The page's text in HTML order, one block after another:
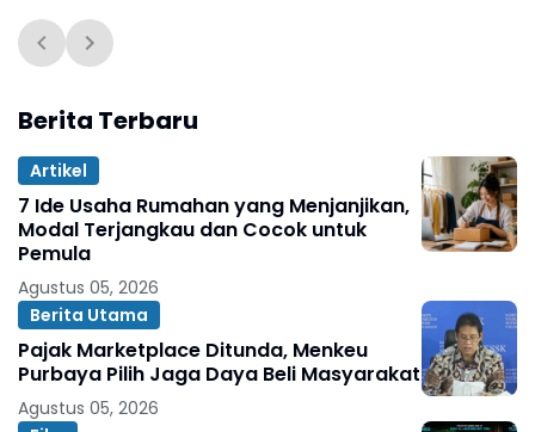
Berita Terbaru
Artikel
7 Ide Usaha Rumahan yang Menjanjikan,
Modal Terjangkau dan Cocok untuk
Pemula
Agustus 05, 2026
Berita Utama
Pajak Marketplace Ditunda, Menkeu
Purbaya Pilih Jaga Daya Beli Masyarakat
Agustus 05, 2026